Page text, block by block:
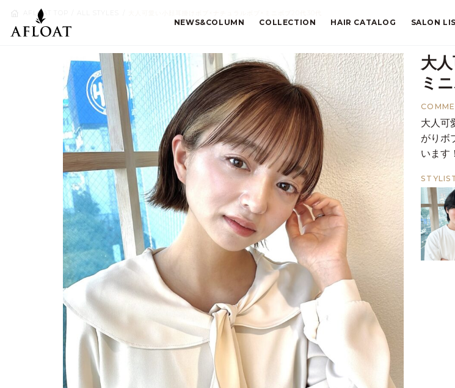
NEWS&COLUMN COLLECTION HAIR CATALOG SALON
AFLOAT TOP
大
ミ
大人可
がりボ
います